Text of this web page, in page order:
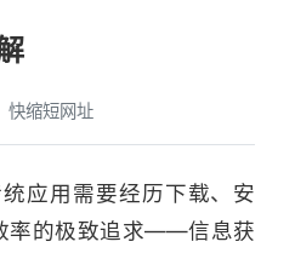
快缩短网址
应用需要经历下载、安
率的极致追求——信息获